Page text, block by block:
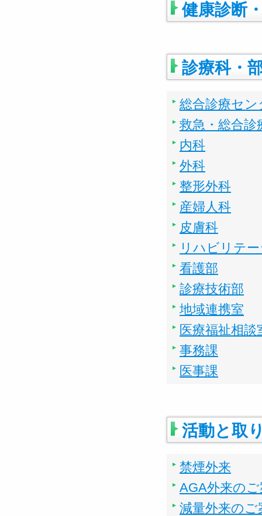
健康診断
診療科・
総合診療セン
救急・総合診
内科
外科
整形外科
産婦人科
皮膚科
リハビリテ
看護部
診療技術部
地域連携室
医療福祉相談
事務課
医事課
活動と取
禁煙外来
AGA外来の
減量外来のご